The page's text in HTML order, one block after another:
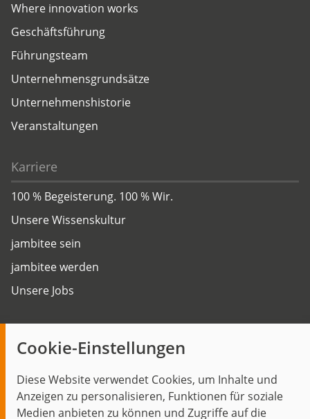
Cookie-Einstellungen
Diese Website verwendet Cookies, um Inhalte und
Anzeigen zu personalisieren, Funktionen für soziale
Medien anbieten zu können und Zugriffe auf die
Where innovation works
Geschäftsführung
Führungsteam
Unternehmensgrundsätze
Unternehmenshistorie
Veranstaltungen
Karriere
100 % Begeisterung. 100 % Wir.
Unsere Wissenskultur
jambitee sein
jambitee werden
Unsere Jobs
Themen im Fokus
Events